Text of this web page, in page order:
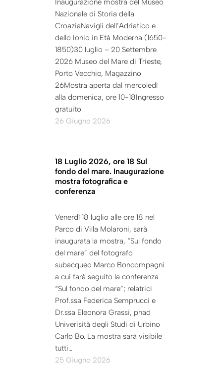
Inaugurazione mostra del Museo
Nazionale di Storia della
CroaziaNavigli dell’Adriatico e
dello Ionio in Età Moderna (1650-
1850)30 luglio – 20 Settembre
2026 Museo del Mare di Trieste,
Porto Vecchio, Magazzino
26Mostra aperta dal mercoledì
alla domenica, ore 10-18Ingresso
gratuito
26 Giugno 2026
18 Luglio 2026, ore 18 Sul
fondo del mare. Inaugurazione
mostra fotografica e
conferenza
Venerdì 18 luglio alle ore 18 nel
Parco di Villa Molaroni, sarà
inaugurata la mostra, “Sul fondo
del mare” del fotografo
subacqueo Marco Boncompagni
a cui farà seguito la conferenza
“Sul fondo del mare”; relatrici
Prof.ssa Federica Semprucci e
Dr.ssa Eleonora Grassi, phad
Univerisità degli Studi di Urbino
Carlo Bo. La mostra sarà visibile
tutti…
25 Giugno 2026